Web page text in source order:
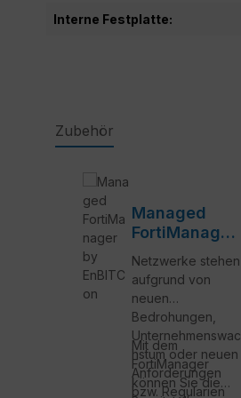
Interne Festplatte:
Zubehör
Managed
FortiManager
by EnBITCon
Netzwerke stehen
aufgrund von
neuen
Bedrohungen,
Unternehmenswac
hstum oder neuen
Anforderungen
bzw. Regularien
Mit dem
FortiManager
können Sie die